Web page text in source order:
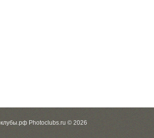
Photoclubs.ru © 2026